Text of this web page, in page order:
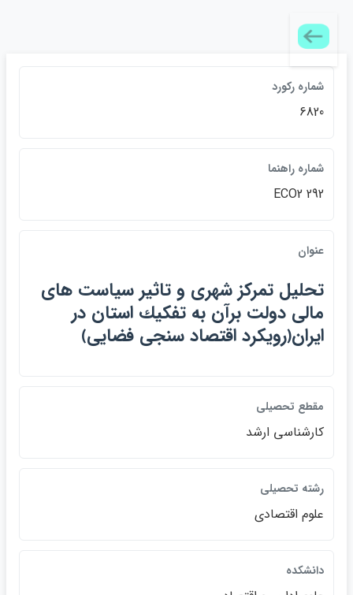
شماره ركورد
6820
شماره راهنما
ECO2 292
عنوان
تحليل تمركز شهري و تاثير سياست هاي
مالي دولت برآن به تفكيك استان در
ايران﴿رويكرد اقتصاد سنجي فضايي﴾
مقطع تحصيلي
كارشناسي ارشد
رشته تحصيلي
علوم اقتصادي
دانشكده